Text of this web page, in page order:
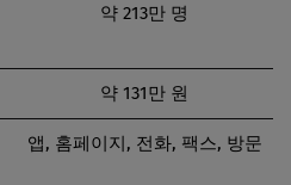
약 213만 명
약 131만 원
앱, 홈페이지, 전화, 팩스, 방문